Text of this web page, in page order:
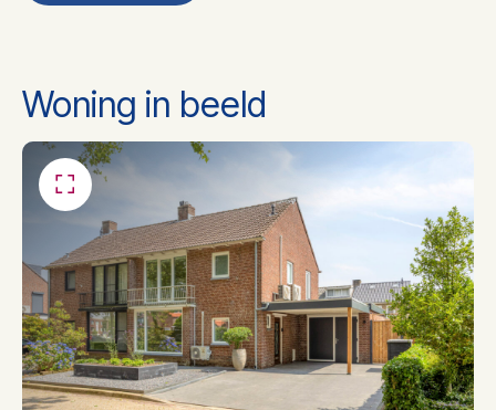
Badkamer voorzieningen Ligbad, toilet, wastafel
Isolatie
Dakisolatie, muurisolatie,
vloerisolatie, dubbel glas
Woning in beeld